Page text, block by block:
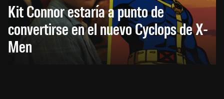
Kit Connor estaría a punto de
convertirse en el nuevo Cyclops de X-
Men